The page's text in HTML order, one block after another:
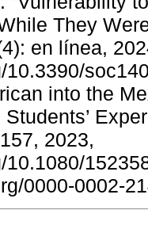
They
en línea,
into the
2023,
10.1080/
0000-0002-